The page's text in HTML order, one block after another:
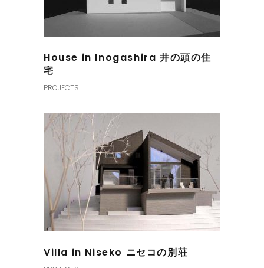
House in Inogashira 井の頭の住
宅
PROJECTS
Villa in Niseko ニセコの別荘